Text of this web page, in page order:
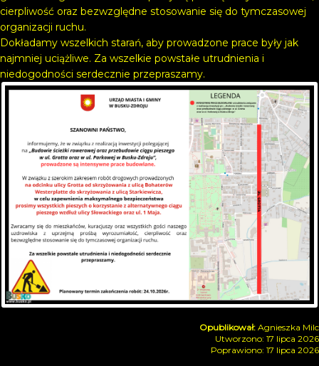
cierpliwość oraz bezwzględne stosowanie się do tymczasowej
organizacji ruchu.
Dokładamy wszelkich starań, aby prowadzone prace były jak
najmniej uciążliwe. Za wszelkie powstałe utrudnienia i
niedogodności serdecznie przepraszamy.
Agnieszka Milc
Utworzono: 17 lipca 2026
Poprawiono: 17 lipca 2026